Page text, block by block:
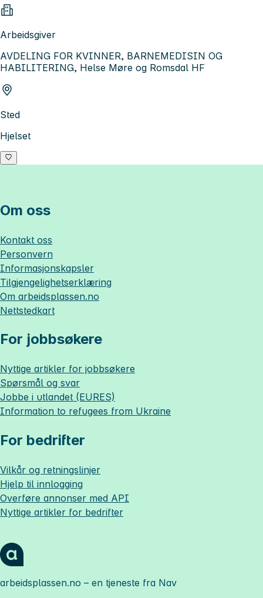
Arbeidsgiver
AVDELING FOR KVINNER, BARNEMEDISIN OG
HABILITERING, Helse Møre og Romsdal HF
Sted
Hjelset
Om oss
Kontakt oss
Personvern
Informasjonskapsler
Tilgjengelighetserklæring
Om arbeidsplassen.no
Nettstedkart
For jobbsøkere
Nyttige artikler for jobbsøkere
Spørsmål og svar
Jobbe i utlandet (EURES)
Information to refugees from Ukraine
For bedrifter
Vilkår og retningslinjer
Hjelp til innlogging
Overføre annonser med API
Nyttige artikler for bedrifter
arbeidsplassen.no – en tjeneste fra Nav